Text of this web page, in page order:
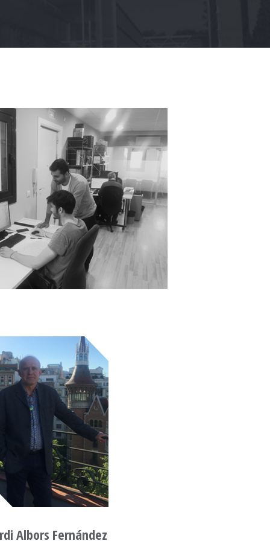
Albors Fernández